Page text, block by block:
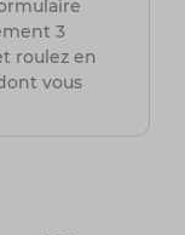
3
roulez en
vous